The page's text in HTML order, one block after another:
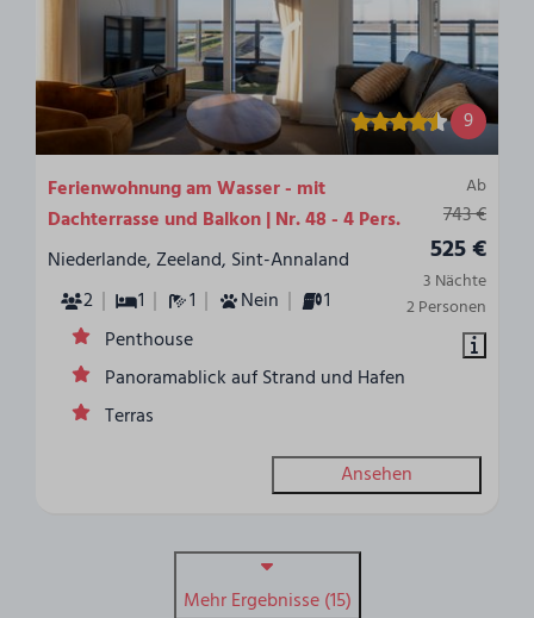
9
Ab
743 €
525 €
3 Nächte
2 Personen
Ferienwohnung am Wasser - mit
Dachterrasse und Balkon | Nr. 48 - 4 Pers.
Niederlande, Zeeland, Sint-Annaland
2
1 1 Nein
1
Penthouse
Panoramablick auf Strand und Hafen
Terras
Ansehen
Mehr Ergebnisse (15)